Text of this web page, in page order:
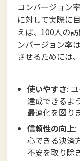
コンバージョン
に対して実際に
えば、100人の
ンバージョン率
させるためには
使いやすさ:
達成できるよ
最適化を図り
信頼性の向上:
心できる決済
不安を取り除